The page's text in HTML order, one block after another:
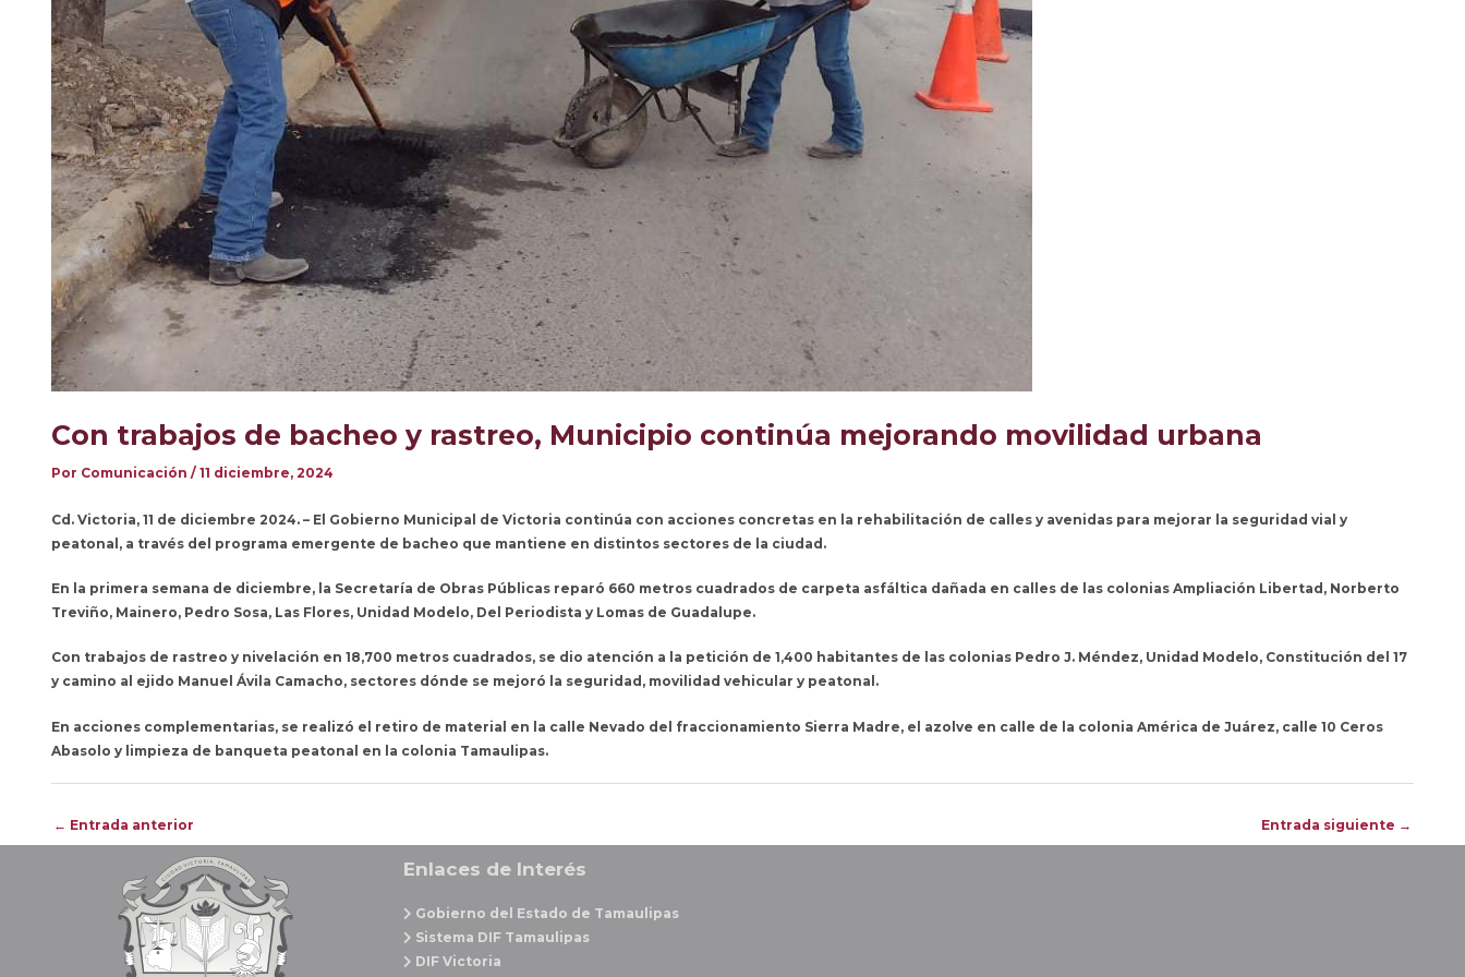
Con trabajos de bacheo y rastreo, Municipio continúa mejorando movilidad urbana
Por Comunicación / 11 diciembre, 2024
Cd. Victoria, 11 de diciembre 2024. – El Gobierno Municipal de Victoria continúa con acciones concretas en la rehabilitación de calles y avenidas para mejorar la seguridad vial y
peatonal, a través del programa emergente de bacheo que mantiene en distintos sectores de la ciudad.
En la primera semana de diciembre, la Secretaría de Obras Públicas reparó 660 metros cuadrados de carpeta asfáltica dañada en calles de las colonias Ampliación Libertad, Norberto
Treviño, Mainero, Pedro Sosa, Las Flores, Unidad Modelo, Del Periodista y Lomas de Guadalupe.
Con trabajos de rastreo y nivelación en 18,700 metros cuadrados, se dio atención a la petición de 1,400 habitantes de las colonias Pedro J. Méndez, Unidad Modelo, Constitución del 17
y camino al ejido Manuel Ávila Camacho, sectores dónde se mejoró la seguridad, movilidad vehicular y peatonal.
En acciones complementarias, se realizó el retiro de material en la calle Nevado del fraccionamiento Sierra Madre, el azolve en calle de la colonia América de Juárez, calle 10 Ceros
Abasolo y limpieza de banqueta peatonal en la colonia Tamaulipas.
Navegación
de
← Entrada anterior Entrada siguiente →
Enlaces de Interés
Gobierno del Estado de Tamaulipas
Sistema DIF Tamaulipas
DIF Victoria